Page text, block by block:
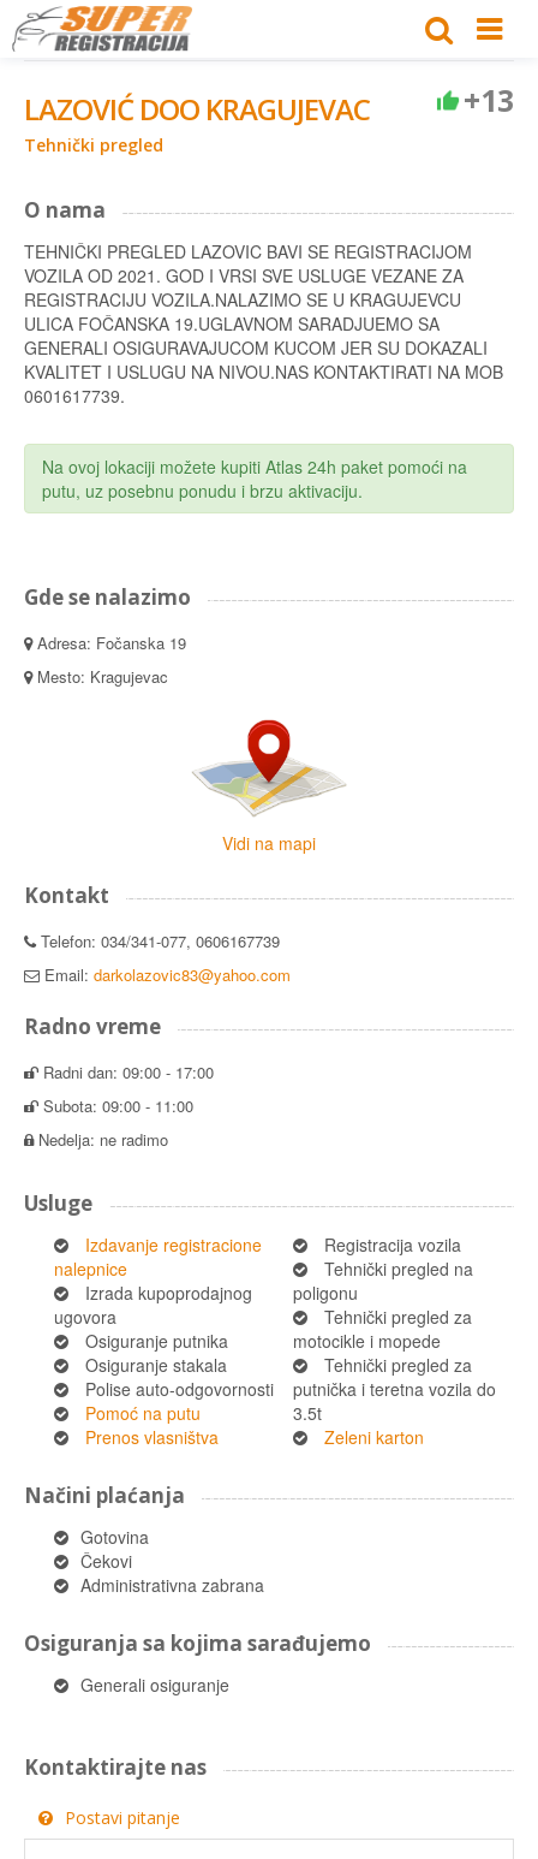
LAZOVIĆ DOO KRAGUJEVAC
Tehnički pregled
+13
O nama
TEHNIČKI PREGLED LAZOVIC BAVI SE REGISTRACIJOM
VOZILA OD 2021. GOD I VRSI SVE USLUGE VEZANE ZA
REGISTRACIJU VOZILA.NALAZIMO SE U KRAGUJEVCU
ULICA FOČANSKA 19.UGLAVNOM SARADJUEMO SA
GENERALI OSIGURAVAJUCOM KUCOM JER SU DOKAZALI
KVALITET I USLUGU NA NIVOU.NAS KONTAKTIRATI NA MOB
0601617739.
Na ovoj lokaciji možete kupiti Atlas 24h paket pomoći na
putu, uz posebnu ponudu i brzu aktivaciju.
Gde se nalazimo
Adresa: Fočanska 19
Mesto: Kragujevac
Vidi na mapi
Kontakt
Telefon: 034/341-077, 0606167739
Email: darkolazovic83@yahoo.com
Radno vreme
Radni dan: 09:00 - 17:00
Subota: 09:00 - 11:00
Nedelja: ne radimo
Usluge
Izdavanje registracione
nalepnice
Izrada kupoprodajnog
ugovora
Osiguranje putnika
Osiguranje stakala
Polise auto-odgovornosti
Pomoć na putu
Prenos vlasništva
Registracija vozila
Tehnički pregled na
poligonu
Tehnički pregled za
motocikle i mopede
Tehnički pregled za
putnička i teretna vozila do
3.5t
Zeleni karton
Načini plaćanja
Gotovina
Čekovi
Administrativna zabrana
Osiguranja sa kojima sarađujemo
Generali osiguranje
Kontaktirajte nas
Postavi pitanje